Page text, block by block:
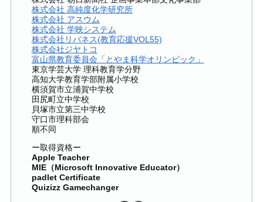
株式会社 高純度化学研究所
株式会社 アスウム
株式会社 学映システム
株式会社リバネス(教育応援VOL55)
株式会社ジヤトコ
富山県教育委員会「とやま科学オリンピック」
東京学芸大学 理科教育学分野
高知大学教育学部附属小学校
横須賀市立浦賀中学校
田尻町立中学校
貝塚市立第三中学校
守口市理科部会
順不同
ー取得資格ー
Apple Teacher
MIE（Microsoft Innovative Educator）
padlet Certificate
Quizizz Gamechanger